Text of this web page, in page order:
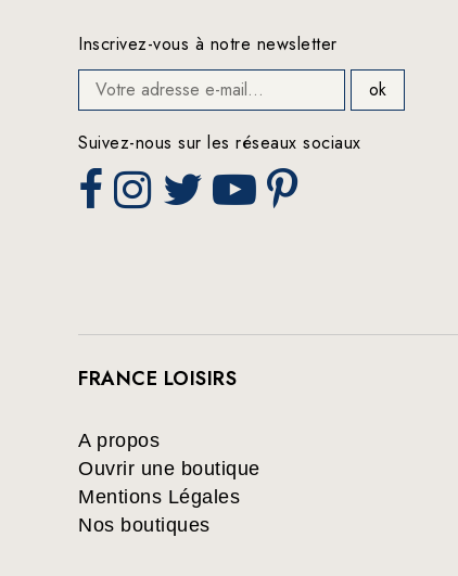
Inscrivez-vous à notre newsletter
Suivez-nous sur les réseaux sociaux
FRANCE LOISIRS
A propos
Ouvrir une boutique
Mentions Légales
Nos boutiques